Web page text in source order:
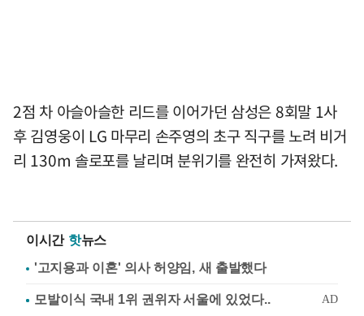
2점 차 아슬아슬한 리드를 이어가던 삼성은 8회말 1사
후 김영웅이 LG 마무리 손주영의 초구 직구를 노려 비거
리 130m 솔로포를 날리며 분위기를 완전히 가져왔다.
이시간 핫뉴스
'고지용과 이혼' 의사 허양임, 새 출발했다